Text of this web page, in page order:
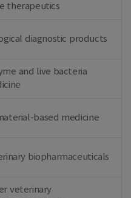
therapeutics
diagnostic products
and live bacteria
based medicine
biopharmaceuticals
veterinary